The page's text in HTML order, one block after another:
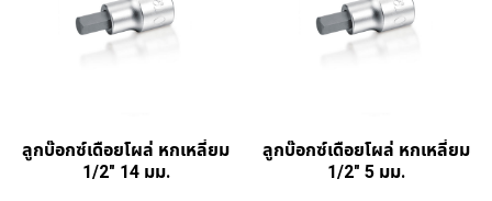
ลูกบ๊อกซ์เดือยโผล่ หกเหลี่ยม
1/2″ 14 มม.
ลูกบ๊อกซ์เดือยโผล่ หกเหลี่ยม
1/2″ 5 มม.